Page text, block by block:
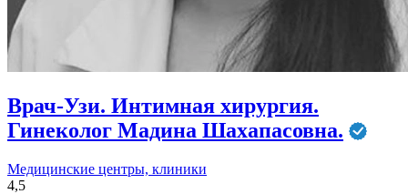
Врач-Узи. Интимная хирургия.
Гинеколог Мадина Шахапасовна.
Медицинские центры, клиники
4,5